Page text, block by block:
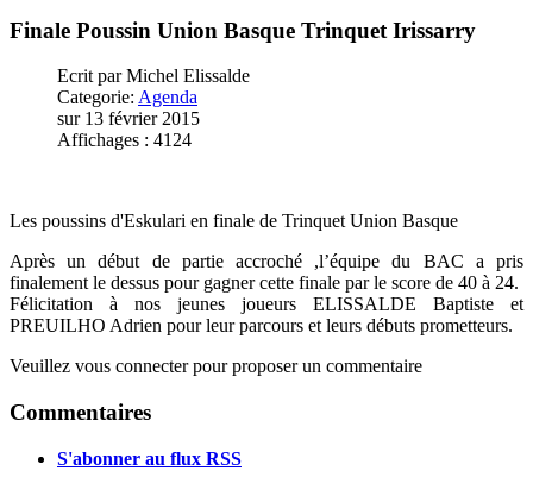
Finale Poussin Union Basque Trinquet Irissarry
Ecrit par Michel Elissalde
Categorie: Agenda
sur 13 février 2015
Affichages : 4124
Les poussins d'Eskulari en finale de Trinquet Union Basque
Après un début de partie accroché ,l’équipe du BAC a pris
finalement le dessus pour gagner cette finale par le score de 40 à 24.
Félicitation à nos jeunes joueurs ELISSALDE Baptiste et
PREUILHO Adrien pour leur parcours et leurs débuts prometteurs.
Veuillez vous connecter pour proposer un commentaire
Commentaires
S'abonner au flux RSS